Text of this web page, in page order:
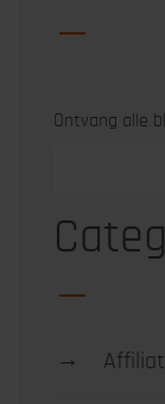
Ontvang alle
→